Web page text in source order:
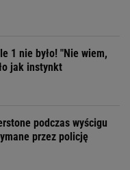
1 nie było! "Nie wiem,
jak instynkt
podczas wyścigu
przez policję